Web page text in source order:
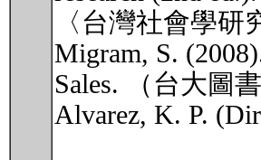
〈台灣社會學研
Migram, S.
Sales. （台大圖書
Alvarez, K. P.